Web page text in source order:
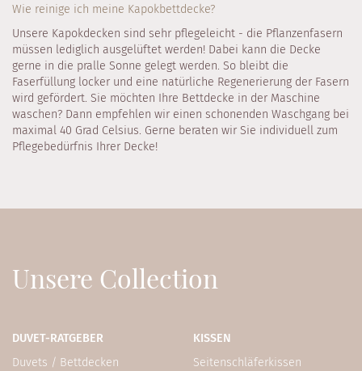
Wie reinige ich meine Kapokbettdecke?
Unsere Kapokdecken sind sehr pflegeleicht - die Pflanzenfasern
müssen lediglich ausgelüftet werden! Dabei kann die Decke
gerne in die pralle Sonne gelegt werden. So bleibt die
Faserfüllung locker und eine natürliche Regenerierung der Fasern
wird gefördert. Sie möchten Ihre Bettdecke in der Maschine
waschen? Dann empfehlen wir einen schonenden Waschgang bei
maximal 40 Grad Celsius. Gerne beraten wir Sie individuell zum
Pflegebedürfnis Ihrer Decke!
Unsere Collection
DUVET-RATGEBER
Duvets / Bettdecken
KISSEN
Seitenschläferkissen